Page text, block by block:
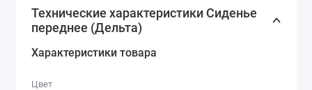
Технические характеристики Сиденье
переднее (Дельта)
Характеристики товара
Цвет